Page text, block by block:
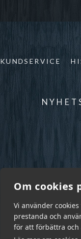
Om cookies
Vi använder
prestanda och
för att förbättra och
KUNDSERVICE